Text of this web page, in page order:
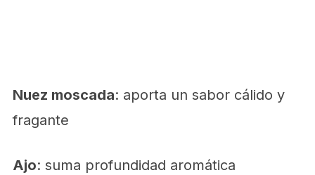
Nuez moscada: aporta un sabor cálido y
fragante
Ajo: suma profundidad aromática